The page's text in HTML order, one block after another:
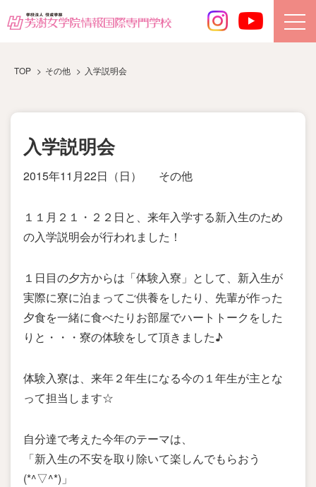
TOP その他 入学説明会
入学説明会
2015年11月22日（日） その他
１１月２１・２２日と、来年入学する新入生のため
の入学説明会が行われました！
１日目の夕方からは「体験入寮」として、新入生が
実際に寮に泊まってご供養をしたり、先輩が作った
夕食を一緒に食べたりお部屋でハートトークをした
りと・・・寮の体験をして頂きました♪
体験入寮は、来年２年生になる今の１年生が主とな
って担当します☆
自分達で考えた今年のテーマは、
「新入生の不安を取り除いて楽しんでもらおう
(*^▽^*)」